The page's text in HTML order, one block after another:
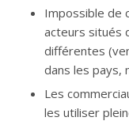
Impossible de
acteurs situés
différentes
dans les pays,
Les
les utiliser